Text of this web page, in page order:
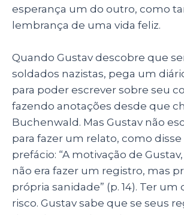
esperança um do outro, como
lembrança de uma vida feliz.
Quando Gustav descobre que
soldados nazistas, pega um
para poder escrever sobre seu
fazendo anotações desde que
Buchenwald. Mas Gustav não
para fazer um relato, como
prefácio: “A motivação de
não era fazer um registro, mas
própria sanidade” (p. 14). Ter
risco. Gustav sabe que se seus